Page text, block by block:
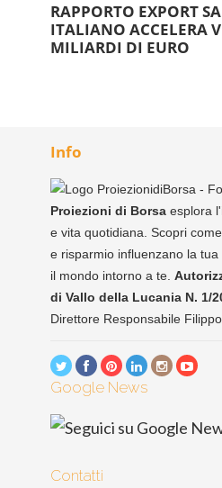
RAPPORTO EXPORT
ITALIANO ACCELERA
MILIARDI DI EURO
Info
Proiezioni di Borsa esplora
e vita quotidiana. Scopri
e risparmio influenzano la
il mondo intorno a te.
di Vallo della Lucania N. 1/
Direttore Responsabile
Google News
Contatti